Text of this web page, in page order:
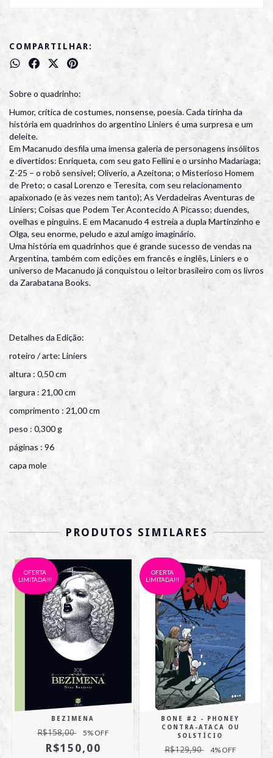
COMPARTILHAR:
Sobre o quadrinho:
Humor, crítica de costumes, nonsense, poesia. Cada tirinha da
história em quadrinhos do argentino Liniers é uma surpresa e um
deleite.
Em Macanudo desfila uma imensa galeria de personagens insólitos
e divertidos: Enriqueta, com seu gato Fellini e o ursinho Madariaga;
Z-25 – o robô sensível; Oliverio, a Azeitona; o Misterioso Homem
de Preto; o casal Lorenzo e Teresita, com seu relacionamento
apaixonado (e às vezes nem tanto); As Verdadeiras Aventuras de
Liniers; Coisas que Podem Ter Acontecido A Picasso; duendes,
ovelhas e pinguins. E em Macanudo 4 estreia a dupla Martinzinho e
Olga, seu enorme, peludo e azul amigo imaginário.
Uma história em quadrinhos que é grande sucesso de vendas na
Argentina, também com edições em francês e inglês, Liniers e o
universo de Macanudo já conquistou o leitor brasileiro com os livros
da Zarabatana Books.
Detalhes da Edição:
roteiro / arte: Liniers
altura : 0,50 cm
largura : 21,00 cm
comprimento : 21,00 cm
peso : 0,300 g
páginas : 96
capa mole
PRODUTOS SIMILARES
OFERTA
LIMITADA!!!
BEZIMENA
R$158,00 5% OFF
R$150,00
OFERTA
LIMITADA!!!
BONE #2 - PHONEY
CONTRA-ATACA OU
SOLSTÍCIO
R$129,90 4% OFF